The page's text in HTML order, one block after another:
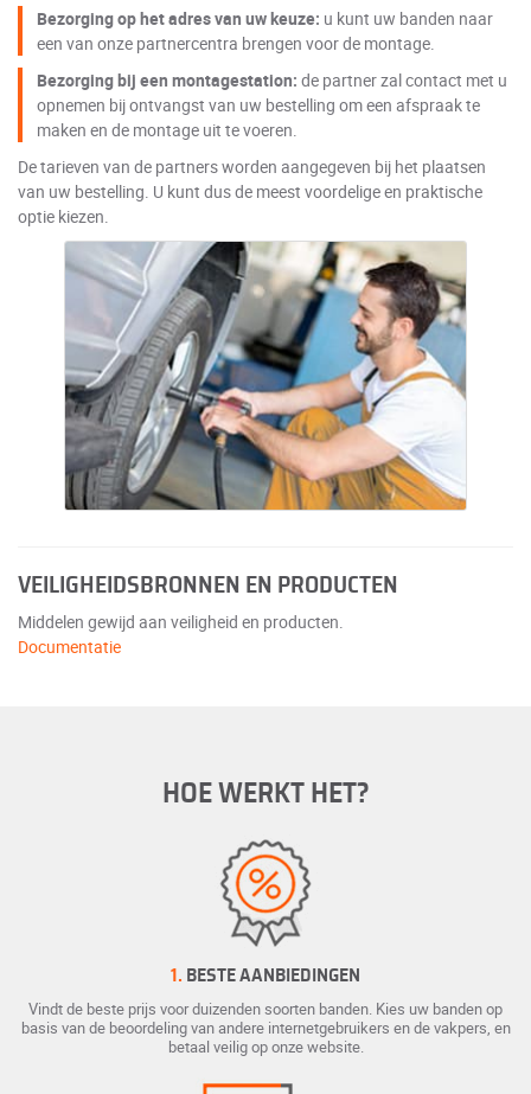
Bezorging op het adres van uw keuze: u kunt uw banden naar
een van onze partnercentra brengen voor de montage.
Bezorging bij een montagestation: de partner zal contact met u
opnemen bij ontvangst van uw bestelling om een afspraak te
maken en de montage uit te voeren.
De tarieven van de partners worden aangegeven bij het plaatsen
van uw bestelling. U kunt dus de meest voordelige en praktische
optie kiezen.
VEILIGHEIDSBRONNEN EN PRODUCTEN
Middelen gewijd aan veiligheid en producten.
Documentatie
HOE WERKT HET?
1. BESTE AANBIEDINGEN
Vindt de beste prijs voor duizenden soorten banden. Kies uw banden op
basis van de beoordeling van andere internetgebruikers en de vakpers, en
betaal veilig op onze website.